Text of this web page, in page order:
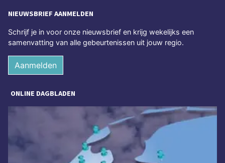
NIEUWSBRIEF AANMELDEN
Schrijf je in voor onze nieuwsbrief en krijg wekelijks een
samenvatting van alle gebeurtenissen uit jouw regio.
Aanmelden
ONLINE DAGBLADEN